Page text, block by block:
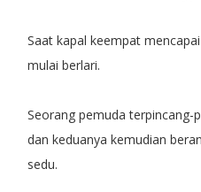
Saat kapal keempat
mulai berlari.
Seorang pemuda terpincang-
dan keduanya kemudian
sedu.